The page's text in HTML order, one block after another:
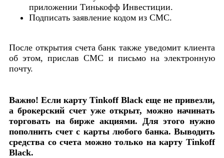
приложении Тинькофф Инвестиции.
Подписать заявление кодом из СМС.
После открытия счета банк также уведомит клиента
об этом, прислав СМС и письмо на электронную
почту.
Важно! Если карту Tinkoff Black еще не привезли,
а брокерский счет уже открыт, можно начинать
торговать на бирже акциями. Для этого нужно
пополнить счет с карты любого банка. Выводить
средства со счета можно только на карту Tinkoff
Black.